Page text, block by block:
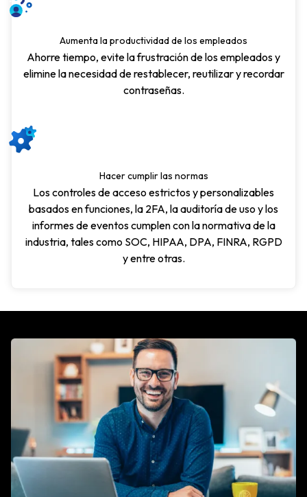
Aumenta la productividad de los empleados
Ahorre tiempo, evite la frustración de los empleados y
elimine la necesidad de restablecer, reutilizar y recordar
contraseñas.
Hacer cumplir las normas
Los controles de acceso estrictos y personalizables
basados en funciones, la 2FA, la auditoría de uso y los
informes de eventos cumplen con la normativa de la
industria, tales como SOC, HIPAA, DPA, FINRA, RGPD
y entre otras.